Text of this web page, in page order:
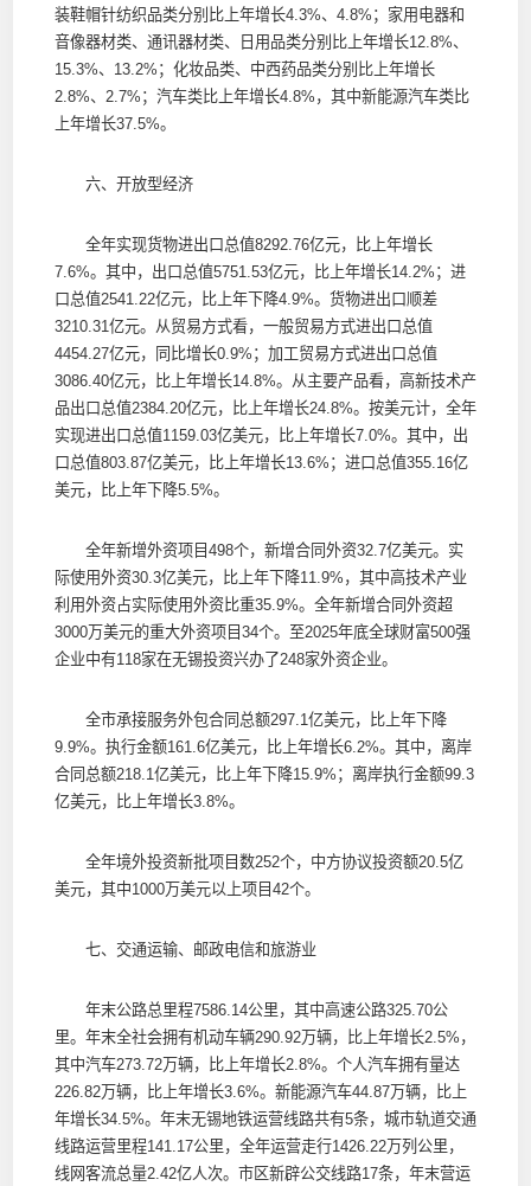
装鞋帽针纺织品类分别比上年增长4.3%、4.8%；家用电器和
音像器材类、通讯器材类、日用品类分别比上年增长12.8%、
15.3%、13.2%；化妆品类、中西药品类分别比上年增长
2.8%、2.7%；汽车类比上年增长4.8%，其中新能源汽车类比
上年增长37.5%。
六、开放型经济
全年实现货物进出口总值8292.76亿元，比上年增长
7.6%。其中，出口总值5751.53亿元，比上年增长14.2%；进
口总值2541.22亿元，比上年下降4.9%。货物进出口顺差
3210.31亿元。从贸易方式看，一般贸易方式进出口总值
4454.27亿元，同比增长0.9%；加工贸易方式进出口总值
3086.40亿元，比上年增长14.8%。从主要产品看，高新技术产
品出口总值2384.20亿元，比上年增长24.8%。按美元计，全年
实现进出口总值1159.03亿美元，比上年增长7.0%。其中，出
口总值803.87亿美元，比上年增长13.6%；进口总值355.16亿
美元，比上年下降5.5%。
全年新增外资项目498个，新增合同外资32.7亿美元。实
际使用外资30.3亿美元，比上年下降11.9%，其中高技术产业
利用外资占实际使用外资比重35.9%。全年新增合同外资超
3000万美元的重大外资项目34个。至2025年底全球财富500强
企业中有118家在无锡投资兴办了248家外资企业。
全市承接服务外包合同总额297.1亿美元，比上年下降
9.9%。执行金额161.6亿美元，比上年增长6.2%。其中，离岸
合同总额218.1亿美元，比上年下降15.9%；离岸执行金额99.3
亿美元，比上年增长3.8%。
全年境外投资新批项目数252个，中方协议投资额20.5亿
美元，其中1000万美元以上项目42个。
七、交通运输、邮政电信和旅游业
年末公路总里程7586.14公里，其中高速公路325.70公
里。年末全社会拥有机动车辆290.92万辆，比上年增长2.5%，
其中汽车273.72万辆，比上年增长2.8%。个人汽车拥有量达
226.82万辆，比上年增长3.6%。新能源汽车44.87万辆，比上
年增长34.5%。年末无锡地铁运营线路共有5条，城市轨道交通
线路运营里程141.17公里，全年运营走行1426.22万列公里，
线网客流总量2.42亿人次。市区新辟公交线路17条，年末营运